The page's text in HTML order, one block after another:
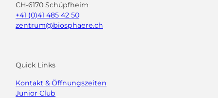
CH-6170 Schüpfheim
+41 (0)41 485 42 50
zentrum@biosphaere.ch
Quick Links
Kontakt & Öffnungszeiten
Junior Club